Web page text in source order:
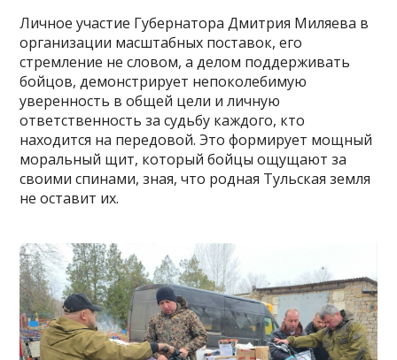
Личное участие Губернатора Дмитрия Миляева в
организации масштабных поставок, его
стремление не словом, а делом поддерживать
бойцов, демонстрирует непоколебимую
уверенность в общей цели и личную
ответственность за судьбу каждого, кто
находится на передовой. Это формирует мощный
моральный щит, который бойцы ощущают за
своими спинами, зная, что родная Тульская земля
не оставит их.